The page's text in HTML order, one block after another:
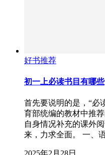
好书推荐
初一上必读书目有哪些
首先要说明的是，“必
育部统编的教材中推
自身情况补充的课外
来，力求全面。 一、
2025年2月28日